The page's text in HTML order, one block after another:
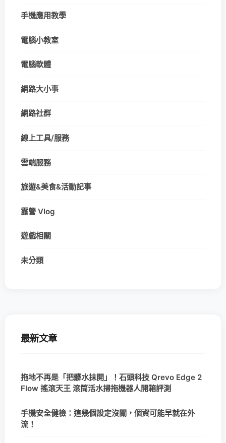
手機應用教學
電腦小教室
電腦軟體
網路大小事
網路社群
線上工具/服務
雲端服務
旅遊&美食&活動記事
露營 Vlog
遊戲相關
未分類
最新文章
拖地不再是「把髒水抹開」！石頭科技 Qrevo Edge 2
Flow 搖滾天王 滾筒活水掃拖機器人開箱評測
手機安全健檢：這幾個設定沒關，個資可能早就在外
流！